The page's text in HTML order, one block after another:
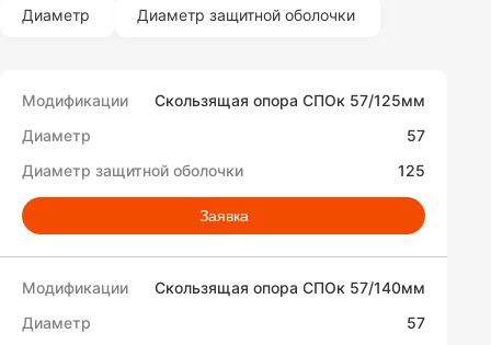
Диаметр Диаметр защитной оболочки
Скользящая опора СПОк 57/125мм
57
125
Заявка
Скользящая опора СПОк 57/140мм
57